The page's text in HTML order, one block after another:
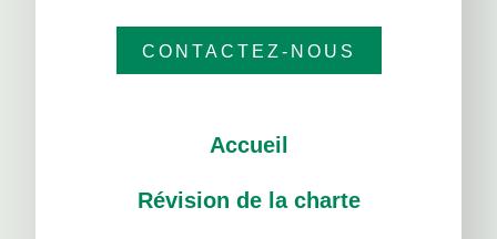
CONTACTEZ-NOUS
Accueil
Révision de la charte